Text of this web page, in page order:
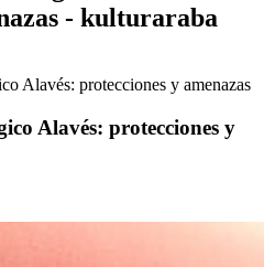
- kulturaraba
Alavés: protecciones y amenazas
Alavés: protecciones y